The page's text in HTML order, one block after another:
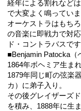
経年による割れなど
で大変よく鳴っていま
オーケストラはもち
の音楽に即戦力で対
ド・コントラバスです
■Benjamin Patocka（
1864年ボヘミア生まれ
1879年同じ町の弦楽
カ）に弟子入り。
その後グレイザーズ
を積み、1888年に生